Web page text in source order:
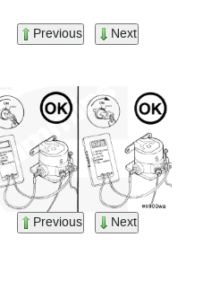
Previous Next
Previous Next